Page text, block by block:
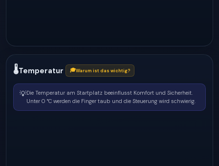
🌡Temperatur 🎓Warum ist das wichtig?
💡Die Temperatur am Startplatz beeinflusst Komfort und Sicherheit.
Unter 0 °C werden die Finger taub und die Steuerung wird schwierig.